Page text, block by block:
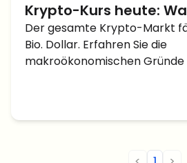
Krypto-Kurs heute:
stürzt der Markt ab?
SOL und XRP Update
Der gesamte Krypto-Markt
Bio. Dollar. Erfahren Sie die
makroökonomischen Gründe